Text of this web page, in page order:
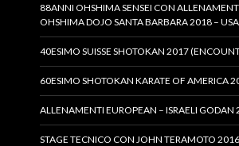
88ANNI OHSHIMA SENSEI CON
OHSHIMA DOJO SANTA BARBARA 2018 – USA
40ESIMO SUISSE SHOTOKAN 2017
60ESIMO SHOTOKAN KARATE OF AMERICA
ALLENAMENTI EUROPEAN – ISRAELI GODAN
STAGE TECNICO CON JOHN TERAMOTO